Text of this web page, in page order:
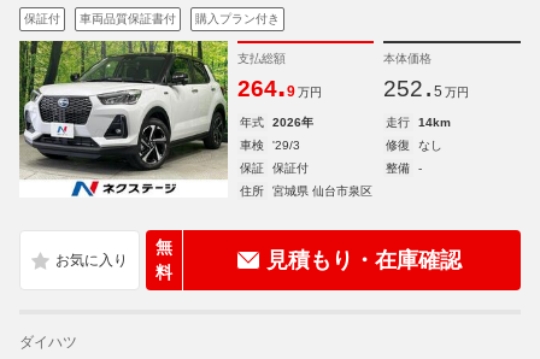
保証付 車両品質保証書付 購入プラン付き
支払総額
264.9 万円
本体価格
252. 5 万円
年式 2026年 走行
14km
車検
'29/3 修復
なし
保証
保証付 整備
-
住所
宮城県 仙台市泉区
無
料
見積もり・在庫確認
ダイハツ